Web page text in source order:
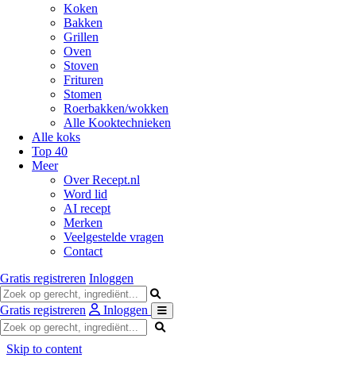
Skip to content
Koken
Bakken
Grillen
Oven
Stoven
Frituren
Stomen
Roerbakken/wokken
Alle Kooktechnieken
Alle koks
Top 40
Meer
Over Recept.nl
Word lid
AI recept
Merken
Veelgestelde vragen
Contact
Gratis registreren Inloggen
Gratis registreren Inloggen